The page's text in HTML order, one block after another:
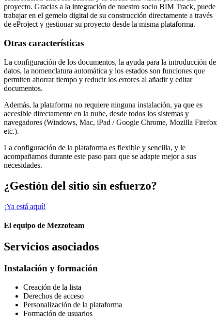
proyecto. Gracias a la integración de nuestro socio BIM Track, puede
trabajar en el gemelo digital de su construcción directamente a través
de eProject y gestionar su proyecto desde la misma plataforma.
Otras características
La configuración de los documentos, la ayuda para la introducción de
datos, la nomenclatura automática y los estados son funciones que
permiten ahorrar tiempo y reducir los errores al añadir y editar
documentos.
Además, la plataforma no requiere ninguna instalación, ya que es
accesible directamente en la nube, desde todos los sistemas y
navegadores (Windows, Mac, iPad / Google Chrome, Mozilla
etc.).
La configuración de la plataforma es flexible y sencilla, y le
acompañamos durante este paso para que se adapte mejor a sus
necesidades.
¿Gestión del sitio sin esfuerzo?
¡Ya está aquí!
El equipo de Mezzoteam
Servicios asociados
Instalación y formación
Creación de la lista
Derechos de acceso
Personalización de la plataforma
Formación de usuarios